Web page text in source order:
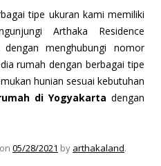
tipe ukuran kami memiliki
Arthaka Residence
menghubungi nomor
rumah dengan berbagai tipe
hunian sesuai kebutuhan
di Yogyakarta dengan
on 05/28/2021 by arthakaland.